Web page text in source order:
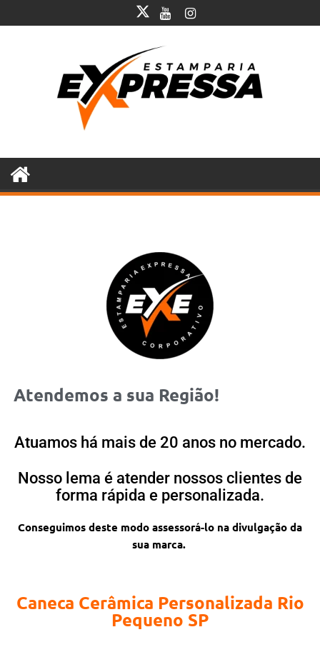
Atendemos a sua Região!
Atuamos há mais de 20 anos no mercado.
Nosso lema é atender nossos clientes de
forma rápida e personalizada.
Conseguimos deste modo assessorá-lo na divulgação da
sua marca.
Caneca Cerâmica Personalizada Rio
Pequeno SP